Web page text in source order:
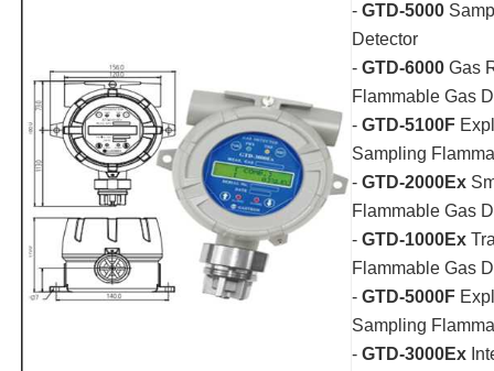
- GTD-5000
Detector
- GTD-6000Gas
Flammable Gas
- GTD-5100F
Sampling
- GTD-2000Ex
Flammable Gas
- GTD-1000Ex
Flammable Gas
- GTD-5000F
Sampling
- GTD-3000Ex